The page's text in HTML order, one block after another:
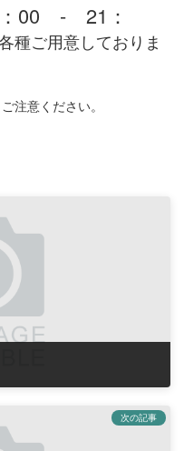
00 - 21：
種ご用意しておりま
注意ください。
次の記事